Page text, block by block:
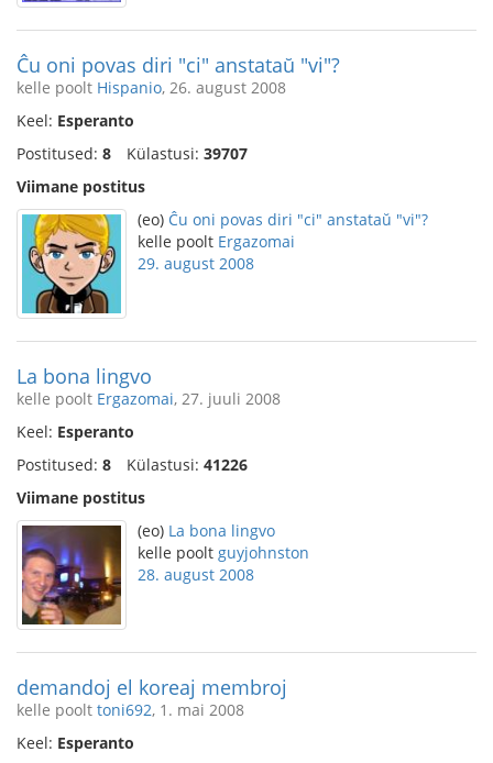
Ĉu oni povas diri "ci" anstataŭ "vi"?
kelle poolt Hispanio, 26. august 2008
Keel: Esperanto
Postitused: 8 Külastusi: 39707
Viimane postitus
(eo) Ĉu oni povas diri "ci" anstataŭ "vi"?
kelle poolt Ergazomai
29. august 2008
La bona lingvo
kelle poolt Ergazomai, 27. juuli 2008
Keel: Esperanto
Postitused: 8 Külastusi: 41226
Viimane postitus
(eo) La bona lingvo
kelle poolt guyjohnston
28. august 2008
demandoj el koreaj membroj
kelle poolt toni692, 1. mai 2008
Keel: Esperanto